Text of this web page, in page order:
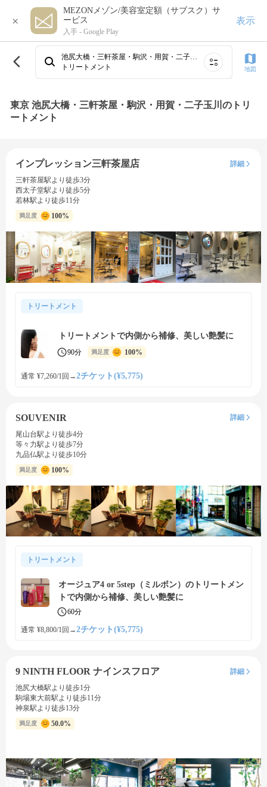
×
MEZONメゾン/美容室定額（サブスク）サ
ービス
入手 - Google Play
表示
池尻大橋・三軒茶屋・駒沢・用賀・二子玉川
トリートメント
地図
東京 池尻大橋・三軒茶屋・駒沢・用賀・二子玉川のトリ
ートメント
インプレッション三軒茶屋店
詳細
三軒茶屋駅より徒歩3分
西太子堂駅より徒歩5分
若林駅より徒歩11分
満足度 100%
トリートメント
トリートメントで内側から補修、美しい艶髪に
90分 満足度 100%
通常 ¥7,260/1回 →2チケット(¥5,775)
SOUVENIR
詳細
尾山台駅より徒歩4分
等々力駅より徒歩7分
九品仏駅より徒歩10分
満足度 100%
トリートメント
オージュア4 or 5step（ミルボン）のトリートメン
トで内側から補修、美しい艶髪に
60分
通常 ¥8,800/1回 →2チケット(¥5,775)
9 NINTH FLOOR ナインスフロア
詳細
池尻大橋駅より徒歩1分
駒場東大前駅より徒歩11分
神泉駅より徒歩13分
満足度 50.0%